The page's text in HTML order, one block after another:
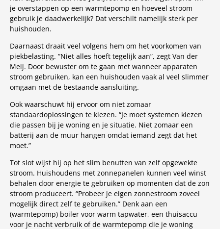
je overstappen op een warmtepomp en hoeveel stroom
gebruik je daadwerkelijk? Dat verschilt namelijk sterk per
huishouden.
Daarnaast draait veel volgens hem om het voorkomen van
piekbelasting. “Niet alles hoeft tegelijk aan”, zegt Van der
Meij. Door bewuster om te gaan met wanneer apparaten
stroom gebruiken, kan een huishouden vaak al veel slimmer
omgaan met de bestaande aansluiting.
Ook waarschuwt hij ervoor om niet zomaar
standaardoplossingen te kiezen. “Je moet systemen kiezen
die passen bij je woning en je situatie. Niet zomaar een
batterij aan de muur hangen omdat iemand zegt dat het
moet.”
Tot slot wijst hij op het slim benutten van zelf opgewekte
stroom. Huishoudens met zonnepanelen kunnen veel winst
behalen door energie te gebruiken op momenten dat de zon
stroom produceert. “Probeer je eigen zonnestroom zoveel
mogelijk direct zelf te gebruiken.” Denk aan een
(warmtepomp) boiler voor warm tapwater, een thuisaccu
voor je nacht verbruik of de warmtepomp die je woning